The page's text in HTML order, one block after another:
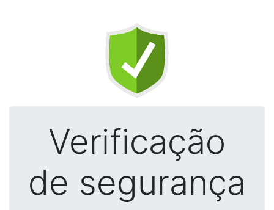
Verificação
de segurança